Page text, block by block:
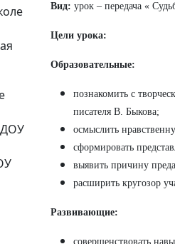
ДОУ
Вид: урок – передача «
Цели урока:
Образовательные:
познакомить с
писателя В. Быкова;
осмыслить
сформировать
выявить причину
расширить кругозор
Развивающие:
совершенствовать